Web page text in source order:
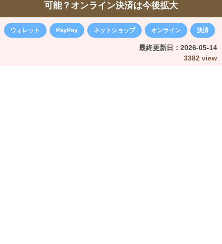
可能？オンライン決済は今後拡大
ウォレット PayPay ネットショップ オンライン 決済
最終更新日： 2026-05-14
3382 view